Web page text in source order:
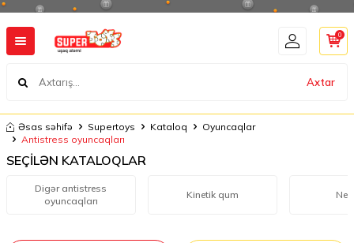
Axtar
0
Əsas səhifə Supertoys Kataloq
Oyuncaqlar
Antistress oyuncaqları
SEÇİLƏN KATALOQLAR
Digər antistress
oyuncaqları
Kinetik qum